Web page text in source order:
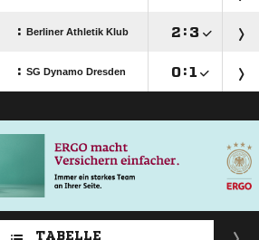
: Berliner Athletik Klub  : 
: SG Dynamo Dresden :
TABELLE